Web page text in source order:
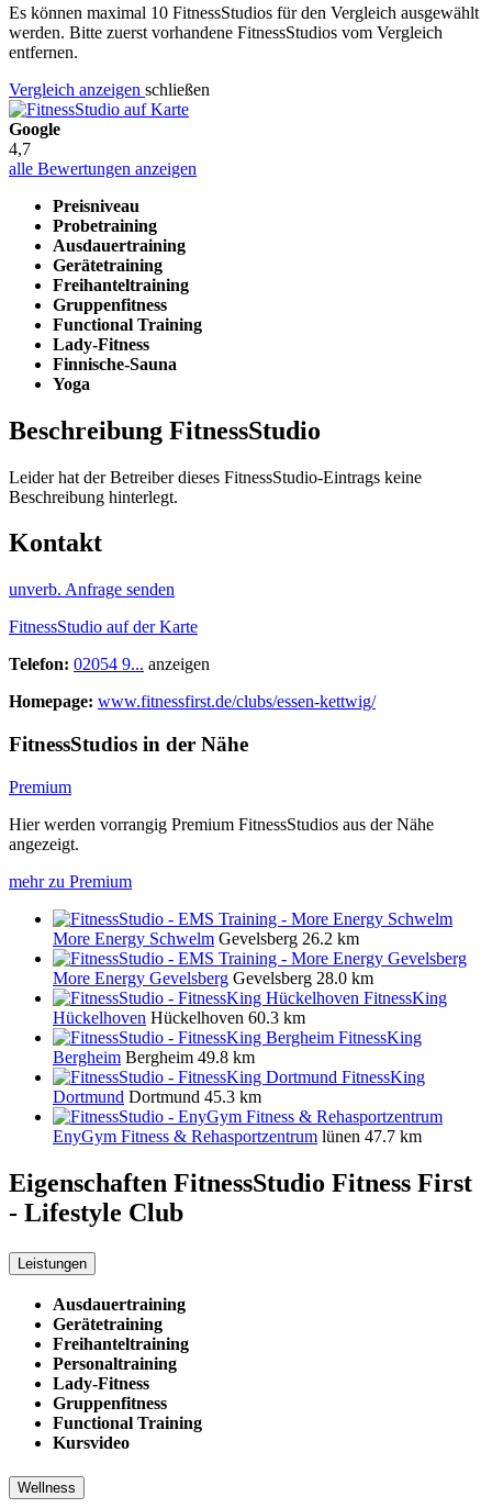
Es können maximal 10 FitnessStudios für den Vergleich ausgewählt
werden. Bitte zuerst vorhandene FitnessStudios vom Vergleich
entfernen.
Vergleich anzeigen schließen
Google
4,7
alle Bewertungen anzeigen
Preisniveau
Probetraining
Ausdauertraining
Gerätetraining
Freihanteltraining
Gruppenfitness
Functional Training
Lady-Fitness
Finnische-Sauna
Yoga
Beschreibung FitnessStudio
Leider hat der Betreiber dieses FitnessStudio-Eintrags keine
Beschreibung hinterlegt.
Kontakt
unverb. Anfrage senden
FitnessStudio auf der Karte
Telefon: 02054 9... anzeigen
Homepage: www.fitnessfirst.de/clubs/essen-kettwig/
FitnessStudios in der Nähe
Premium
Hier werden vorrangig Premium FitnessStudios aus der Nähe
angezeigt.
mehr zu Premium
More Energy Schwelm Gevelsberg 26.2 km
More Energy Gevelsberg Gevelsberg 28.0 km
FitnessKing
Hückelhoven Hückelhoven 60.3 km
FitnessKing
Bergheim Bergheim 49.8 km
FitnessKing
Dortmund Dortmund 45.3 km
EnyGym Fitness & Rehasportzentrum lünen 47.7 km
Eigenschaften FitnessStudio Fitness First
- Lifestyle Club
Leistungen
Ausdauertraining
Gerätetraining
Freihanteltraining
Personaltraining
Lady-Fitness
Gruppenfitness
Functional Training
Kursvideo
Wellness